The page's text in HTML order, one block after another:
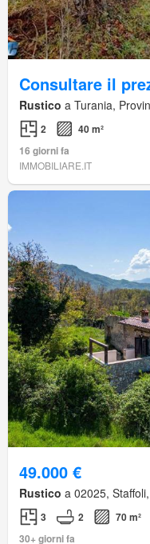
Consultare il
Rustico a Turania,
2
40 m²
16 giorni fa
IMMOBILIARE.IT
49.000 €
Rustico a 02025,
3 2
70 m²
30+ giorni fa